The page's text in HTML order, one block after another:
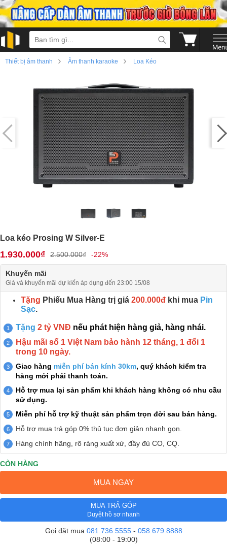
Thiết bị âm thanh › Âm thanh karaoke › Loa Kéo
›
Loa kéo Prosing W Silver-E
1.930.000₫ 2.500.000₫ -22%
Khuyến mãi
Giá và khuyến mãi dự kiến áp dụng đến 23:00 15/08
Tặng Phiếu Mua Hàng trị giá 200.000đ khi mua Pin
Sạc.
Tặng 2 tỷ VNĐ nếu phát hiện hàng giả, hàng nhái.
Hậu mãi số 1 Việt Nam bảo hành 12 tháng, 1 đổi 1
trong 10 ngày.
Giao hàng miễn phí bán kính 30km, quý khách kiểm tra
hàng mới phải thanh toán.
Hỗ trợ mua lại sản phẩm khi khách hàng không có nhu cầu
sử dụng.
Miễn phí hỗ trợ kỹ thuật sản phẩm trọn đời sau bán hàng.
Hỗ trợ mua trả góp 0% thủ tục đơn giản nhanh gọn.
Hàng chính hãng, rõ ràng xuất xứ, đầy đủ CO, CQ.
CÒN HÀNG
MUA NGAY
MUA TRẢ GÓP
Duyệt hồ sơ nhanh
Gọi đặt mua 081.736.5555- 058.679.8888
(08:00 - 19:00)